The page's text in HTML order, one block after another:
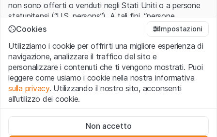
non sono offerti o venduti negli Stati Uniti o a persone
statunitensi (“U.S. persons”). A tali fini, “persone
statunitensi” vanno intese nel significato ad esse ascritto
1933 che include le persone residenti negli Stati Uniti
d’America, le società per azioni e le altre forme societarie
americane.
Condizioni di utilizzo e informazioni legali
Con l’accesso al sito web (di seguito, il “Sito”) si dichiara
avvertenze importanti e le condizioni di utilizzo ivi rese
Cookies Impostazioni
Utilizziamo i cookie per offrirti una migliore esperienza di
navigazione, analizzare il traffico del sito e
personalizzare i contenuti che ti vengono mostrati. Puoi
leggere come usiamo i cookie nella nostra informativa
sulla privacy. Utilizzando il nostro sito, acconsenti
all’utilizzo dei cookie.
Questi cookie sono necessari per il funzionamento del sito
Non accetto